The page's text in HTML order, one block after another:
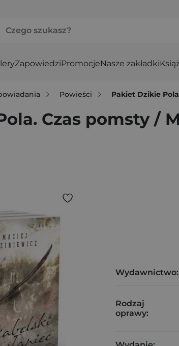
ZapowiedziPromocjeNasze zakładki
Powieści Pakiet Dzikie
Czas pomsty /
Wydawnictwo:
Rodzaj
oprawy: